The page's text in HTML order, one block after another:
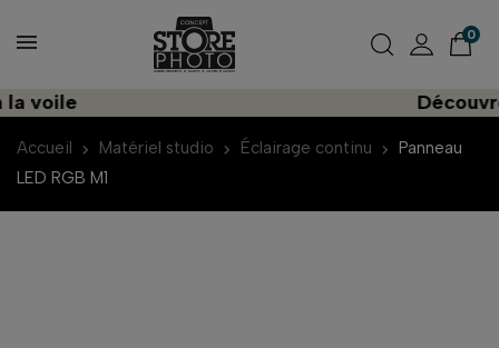
0
Découvrez
Accueil Matériel studio Éclairage continu
Panneau
LED RGB M1